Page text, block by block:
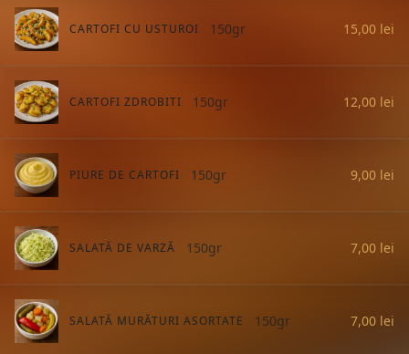
CARTOFI CU USTUROI 15,00 lei
150gr
CARTOFI ZDROBITI 12,00 lei
150gr
PIURE DE CARTOFI 9,00 lei
150gr
SALATĂ DE VARZĂ 7,00 lei
150gr
SALATĂ MURĂTURI ASORTATE 7,00 lei
150gr